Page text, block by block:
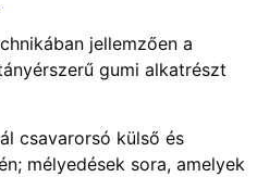
jellemzően a
gumi alkatrészt
csavarorsó külső és
mélyedések sora, amelyek